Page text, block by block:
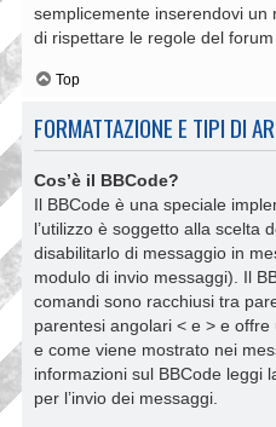
semplicemente inserendovi un
di rispettare le regole del forum
Top
FORMATTAZIONE E TIPI DI
Cos’è il BBCode?
Il BBCode è una speciale
l’utilizzo è soggetto alla scelta
disabilitarlo di messaggio in
modulo di invio messaggi). Il
comandi sono racchiusi tra
parentesi angolari < e > e
e come viene mostrato nei
informazioni sul BBCode leggi
per l’invio dei messaggi.